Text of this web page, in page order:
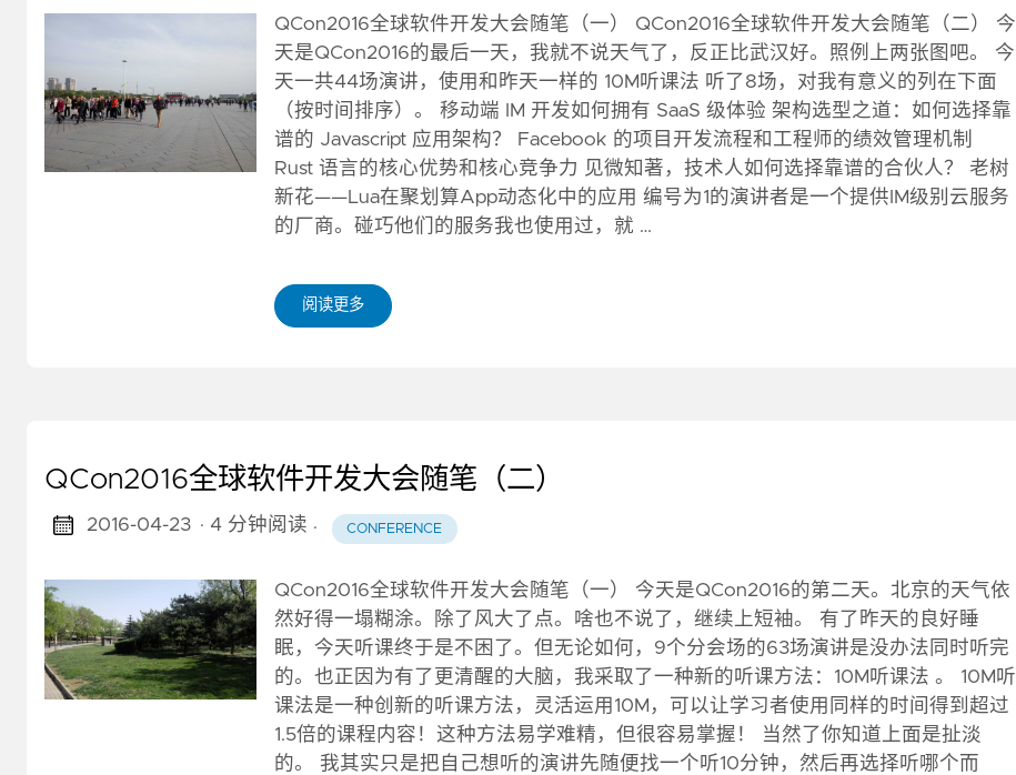
QCon2016全球软件开发大会随笔（一） QCon2016全球软件开发大会随笔（二） 今
天是QCon2016的最后一天，我就不说天气了，反正比武汉好。照例上两张图吧。 今
天一共44场演讲，使用和昨天一样的 10M听课法 听了8场，对我有意义的列在下面
（按时间排序）。 移动端 IM 开发如何拥有 SaaS 级体验 架构选型之道：如何选择靠
谱的 Javascript 应用架构？ Facebook 的项目开发流程和工程师的绩效管理机制
Rust 语言的核心优势和核心竞争力 见微知著，技术人如何选择靠谱的合伙人？ 老树
新花——Lua在聚划算App动态化中的应用 编号为1的演讲者是一个提供IM级别云服务
的厂商。碰巧他们的服务我也使用过，就 …
阅读更多
QCon2016全球软件开发大会随笔（二）
2016-04-23 · 4 分钟阅读 · CONFERENCE
QCon2016全球软件开发大会随笔（一） 今天是QCon2016的第二天。北京的天气依
然好得一塌糊涂。除了风大了点。啥也不说了，继续上短袖。 有了昨天的良好睡
眠，今天听课终于是不困了。但无论如何，9个分会场的63场演讲是没办法同时听完
的。也正因为有了更清醒的大脑，我采取了一种新的听课方法：10M听课法 。 10M听
课法是一种创新的听课方法，灵活运用10M，可以让学习者使用同样的时间得到超过
1.5倍的课程内容！这种方法易学难精，但很容易掌握！ 当然了你知道上面是扯淡
的。 我其实只是把自己想听的演讲先随便找一个听10分钟，然后再选择听哪个而